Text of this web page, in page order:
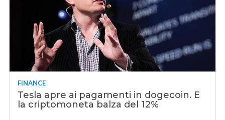
FINANCE
Tesla apre ai pagamenti in dogecoin. E
la criptomoneta balza del 12%